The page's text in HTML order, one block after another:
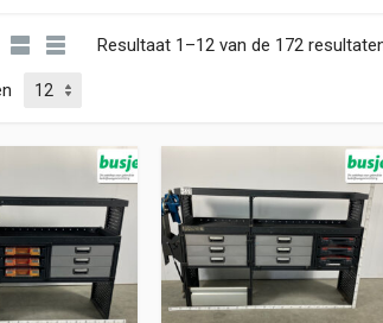
Resultaat 1–12 van de 172